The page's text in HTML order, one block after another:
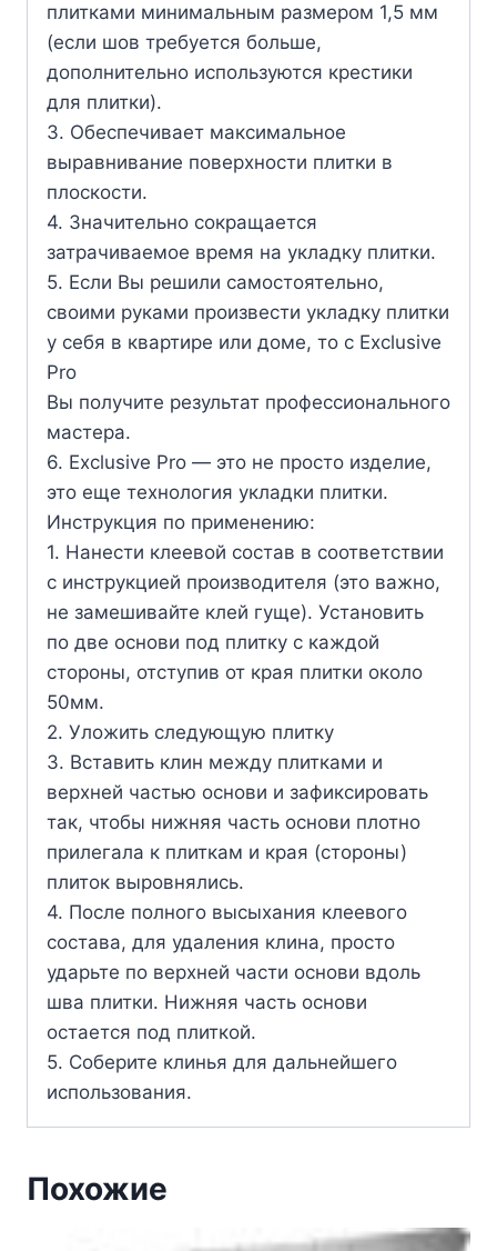
плитками минимальным размером 1,5 мм
(если шов требуется больше,
дополнительно используются крестики
для плитки).
3. Обеспечивает максимальное
выравнивание поверхности плитки в
плоскости.
4. Значительно сокращается
затрачиваемое время на укладку плитки.
5. Если Вы решили самостоятельно,
своими руками произвести укладку плитки
у себя в квартире или доме, то с Exclusive
Pro
Вы получите результат профессионального
мастера.
6. Exclusive Pro — это не просто изделие,
это еще технология укладки плитки.
Инструкция по применению:
1. Нанести клеевой состав в соответствии
с инструкцией производителя (это важно,
не замешивайте клей гуще). Установить
по две основи под плитку с каждой
стороны, отступив от края плитки около
50мм.
2. Уложить следующую плитку
3. Вставить клин между плитками и
верхней частью основи и зафиксировать
так, чтобы нижняя часть основи плотно
прилегала к плиткам и края (стороны)
плиток выровнялись.
4. После полного высыхания клеевого
состава, для удаления клина, просто
ударьте по верхней части основи вдоль
шва плитки. Нижняя часть основи
остается под плиткой.
5. Соберите клинья для дальнейшего
использования.
Похожие